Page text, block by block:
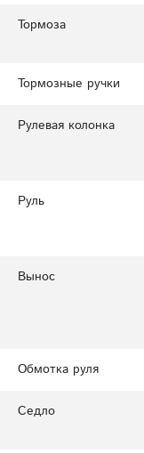
Тормоза
Тормозные ручки
Рулевая колонка
Руль
Вынос
Обмотка руля
Седло